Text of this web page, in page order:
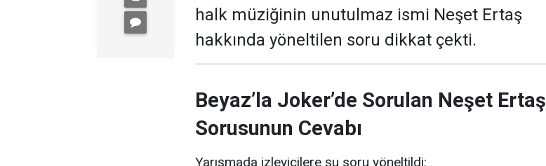
halk müziğinin unutulmaz ismi Neşet Ertaş
hakkında yöneltilen soru dikkat çekti.
Beyaz’la Joker’de Sorulan Neşet Ertaş
Sorusunun Cevabı
Yarışmada izleyicilere şu soru yöneltildi: